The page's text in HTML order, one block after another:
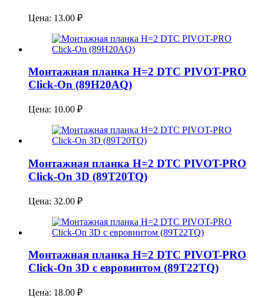
Цена: 13.00 ₽
Монтажная планка H=2 DTC PIVOT-PRO
Click-On (89H20AQ)
Цена: 10.00 ₽
Монтажная планка H=2 DTC PIVOT-PRO
Click-On 3D (89T20TQ)
Цена: 32.00 ₽
Монтажная планка H=2 DTC PIVOT-PRO
Click-On 3D с евровинтом (89T22TQ)
Цена: 18.00 ₽